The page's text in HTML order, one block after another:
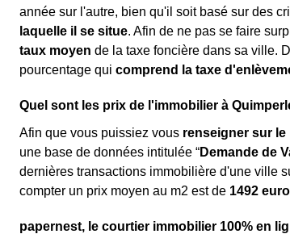
année sur l'autre, bien qu'il soit basé sur des
laquelle il se situe. Afin de ne pas se faire
taux moyen de la taxe foncière dans sa ville.
pourcentage qui comprend la taxe
Quel sont les prix de l'immobilier à
Afin que vous puissiez vous renseigner sur
une base de données intitulée “Demande de
dernières transactions immobilière d'une ville
compter un prix moyen au m2 est de 1492
papernest, le courtier immobilier 100% en